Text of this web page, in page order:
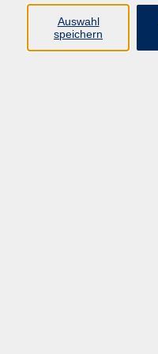
Auswahl
speichern